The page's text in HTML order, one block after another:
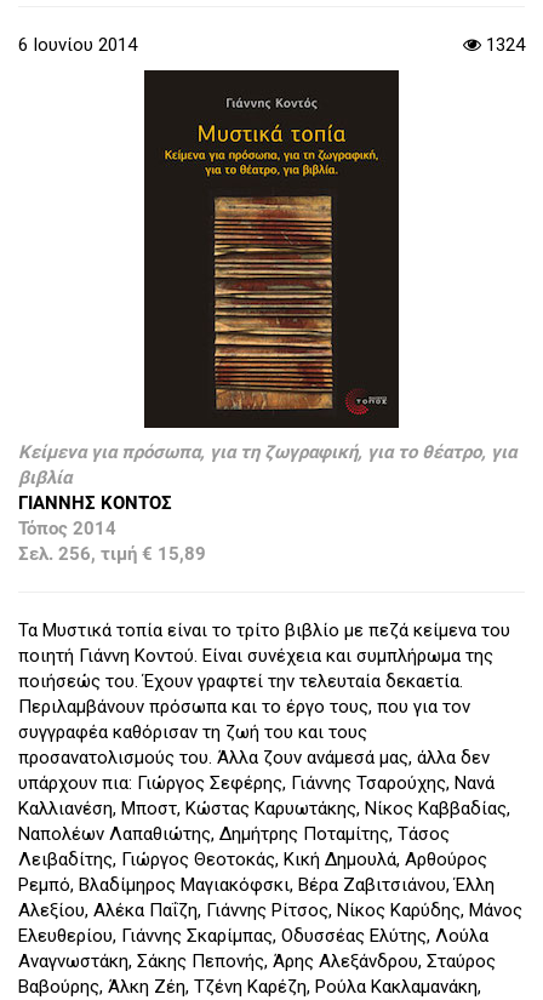
6 Ιουνίου 2014 1324
Κείμενα για πρόσωπα, για τη ζωγραφική, για το θέατρο, για
βιβλία
ΓΙΑΝΝΗΣ ΚΟΝΤΟΣ
Τόπος 2014
Σελ. 256, τιμή € 15,89
Τα Μυστικά τοπία είναι το τρίτο βιβλίο με πεζά κείμενα του
ποιητή Γιάννη Κοντού. Είναι συνέχεια και συμπλήρωμα της
ποιήσεώς του. Έχουν γραφτεί την τελευταία δεκαετία.
Περιλαμβάνουν πρόσωπα και το έργο τους, που για τον
συγγραφέα καθόρισαν τη ζωή του και τους
προσανατολισμούς του. Άλλα ζουν ανάμεσά μας, άλλα δεν
υπάρχουν πια: Γιώργος Σεφέρης, Γιάννης Τσαρούχης, Νανά
Καλλιανέση, Μποστ, Κώστας Καρυωτάκης, Νίκος Καββαδίας,
Ναπολέων Λαπαθιώτης, Δημήτρης Ποταμίτης, Τάσος
Λειβαδίτης, Γιώργος Θεοτοκάς, Κική Δημουλά, Αρθούρος
Ρεμπό, Βλαδίμηρος Μαγιακόφσκι, Βέρα Ζαβιτσιάνου, Έλλη
Αλεξίου, Αλέκα Παΐζη, Γιάννης Ρίτσος, Νίκος Καρύδης, Μάνος
Ελευθερίου, Γιάννης Σκαρίμπας, Οδυσσέας Ελύτης, Λούλα
Αναγνωστάκη, Σάκης Πεπονής, Άρης Αλεξάνδρου, Σταύρος
Βαβούρης, Άλκη Ζέη, Τζένη Καρέζη, Ρούλα Κακλαμανάκη,